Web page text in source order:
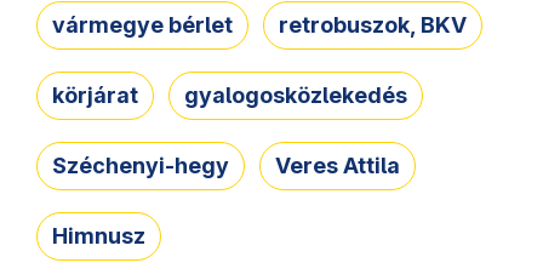
vármegye bérlet retrobuszok, BKV
körjárat gyalogosközlekedés
Széchenyi-hegy Veres Attila
Himnusz